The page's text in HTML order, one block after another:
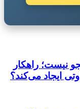
نیست؛ راهکار
ایجاد می‌کند؟